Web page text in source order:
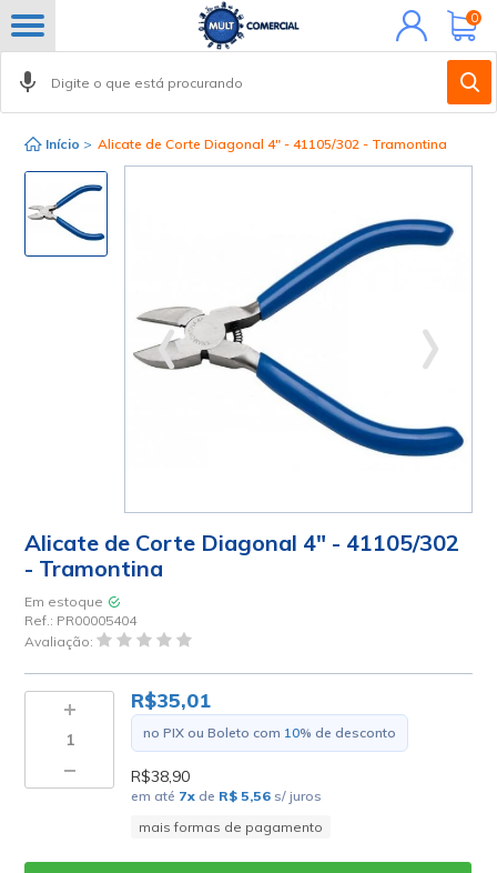
Minha
conta
0
Início > Alicate de Corte Diagonal 4" - 41105/302 - Tramontina
Alicate de Corte Diagonal 4" - 41105/302
- Tramontina
Em estoque
Ref.: PR00005404
Avaliação:
R$35,01
no PIX ou Boleto com 10% de desconto
R$38,90
em até 7x de R$ 5,56 s/ juros
mais formas de pagamento